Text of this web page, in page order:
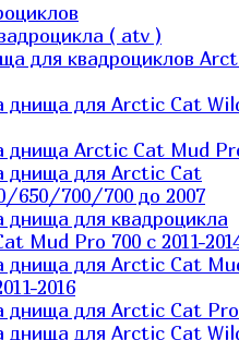
( atv )
для квадроциклов
днища для Arctic Cat
днища Arctic Cat Mud
днища для Arctic Cat
650/700/700 до 2007
днища для квадроцикла
Mud Pro 700 с 2011-
днища для Arctic Cat
2016
днища для Arctic Cat
днища для Arctic Cat